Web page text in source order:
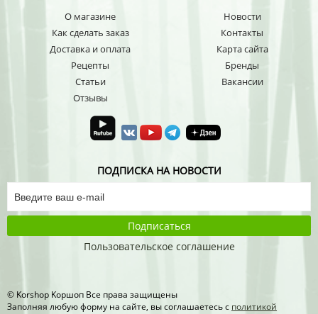
О магазине
Как сделать заказ
Доставка и оплата
Рецепты
Статьи
Отзывы
Новости
Контакты
Карта сайта
Бренды
Вакансии
ПОДПИСКА НА НОВОСТИ
Подписаться
Пользовательское соглашение
© Korshop Koршоп Все права защищены
Заполняя любую форму на сайте, вы соглашаетесь с политикой